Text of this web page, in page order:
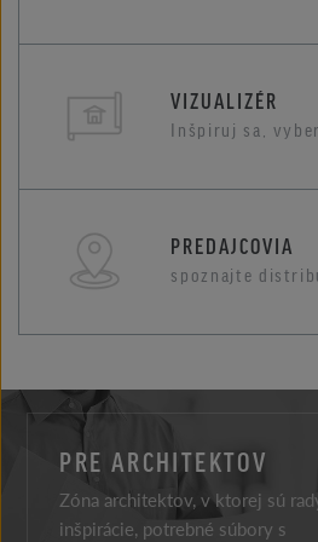
VIZUALIZÉR
Inšpiruj sa,
PREDAJCOVIA
spoznajte
PRE ARCHITEKTOV
Zóna architektov, v ktorej sú
inšpirácie, potrebné súbory s